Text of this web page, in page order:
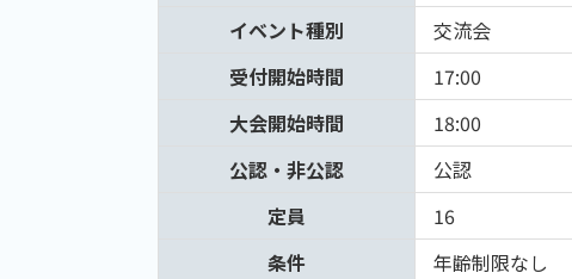
イベント種別
交流会
受付開始時間
17:00
大会開始時間
18:00
公認・非公認
公認
定員
16
条件
年齢制限なし